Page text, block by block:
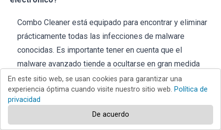
Combo Cleaner está equipado para encontrar y eliminar
prácticamente todas las infecciones de malware
conocidas. Es importante tener en cuenta que el
malware avanzado tiende a ocultarse en gran medida
dentro del sistema. Por lo tanto, es importante realizar
un análisis completo del sistema para garantizar su
detección y eliminación.
En este sitio web, se usan cookies para garantizar una
experiencia óptima cuando visite nuestro sitio web. Política de
privacidad
De acuerdo